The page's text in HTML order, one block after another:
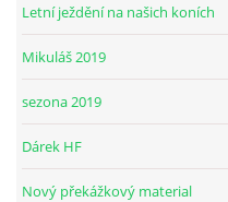
Letní ježdění na našich koních
Mikuláš 2019
sezona 2019
Dárek HF
Nový překážkový material